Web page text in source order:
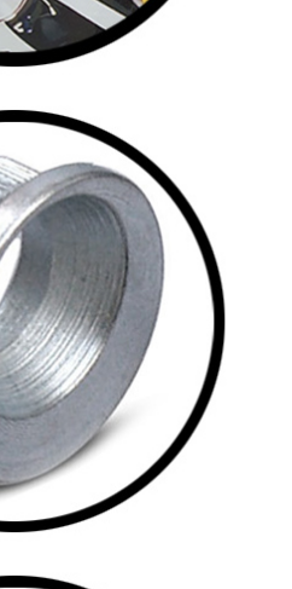
ABS Wheels®.
af godkendte online
værksteder, der
Sweden AB.
det samme
i våbenstål.